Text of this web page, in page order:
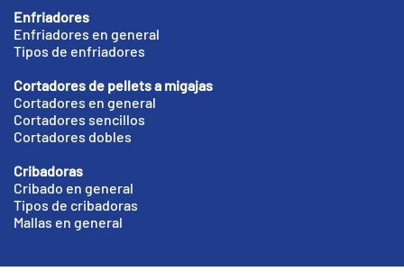
Enfriadores
Enfriadores en general
Tipos de enfriadores
Cortadores de pellets a migajas
Cortadores en general
Cortadores sencillos
Cortadores dobles
Cribadoras
Cribado en general
Tipos de cribadoras
Mallas en general